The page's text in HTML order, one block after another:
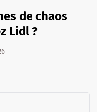
de chaos
Lidl ?